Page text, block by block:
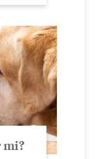
mi?